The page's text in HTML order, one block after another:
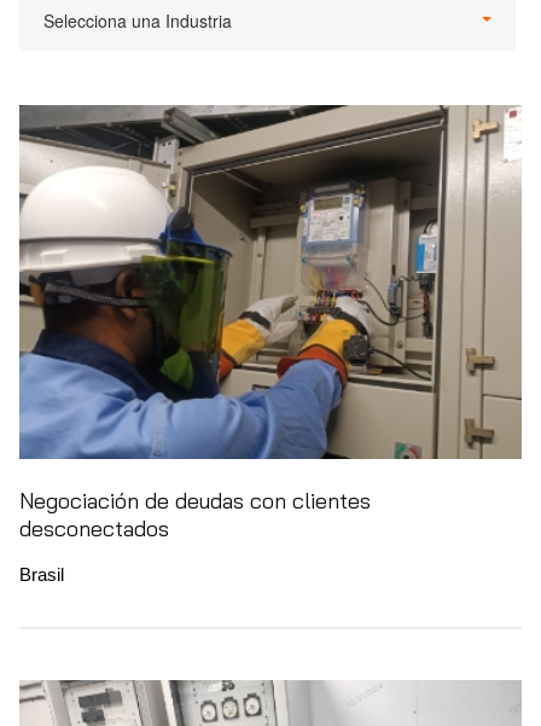
Selecciona una Industria
Negociación de deudas con clientes
desconectados
Brasil